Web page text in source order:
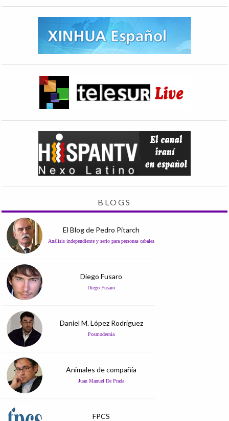
BLOGS
El Blog de Pedro Pitarch
Análisis independiente y serio para personas cabales
Diego Fusaro
Diego Fusaro
Daniel M. López Rodríguez
Posmodernia
Animales de compañía
Juan Manuel De Prada
FPCS